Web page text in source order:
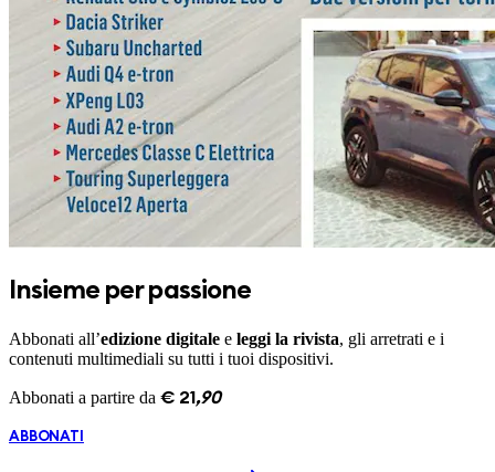
Insieme per passione
Abbonati all’edizione digitale e leggi la rivista, gli arretrati e i
contenuti multimediali su tutti i tuoi dispositivi.
Abbonati a partire da € 21,90
ABBONATI